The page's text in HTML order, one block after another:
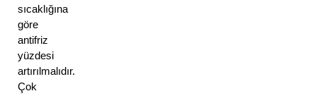
sıcaklığına
göre
antifriz
yüzdesi
artırılmalıdır.
Çok